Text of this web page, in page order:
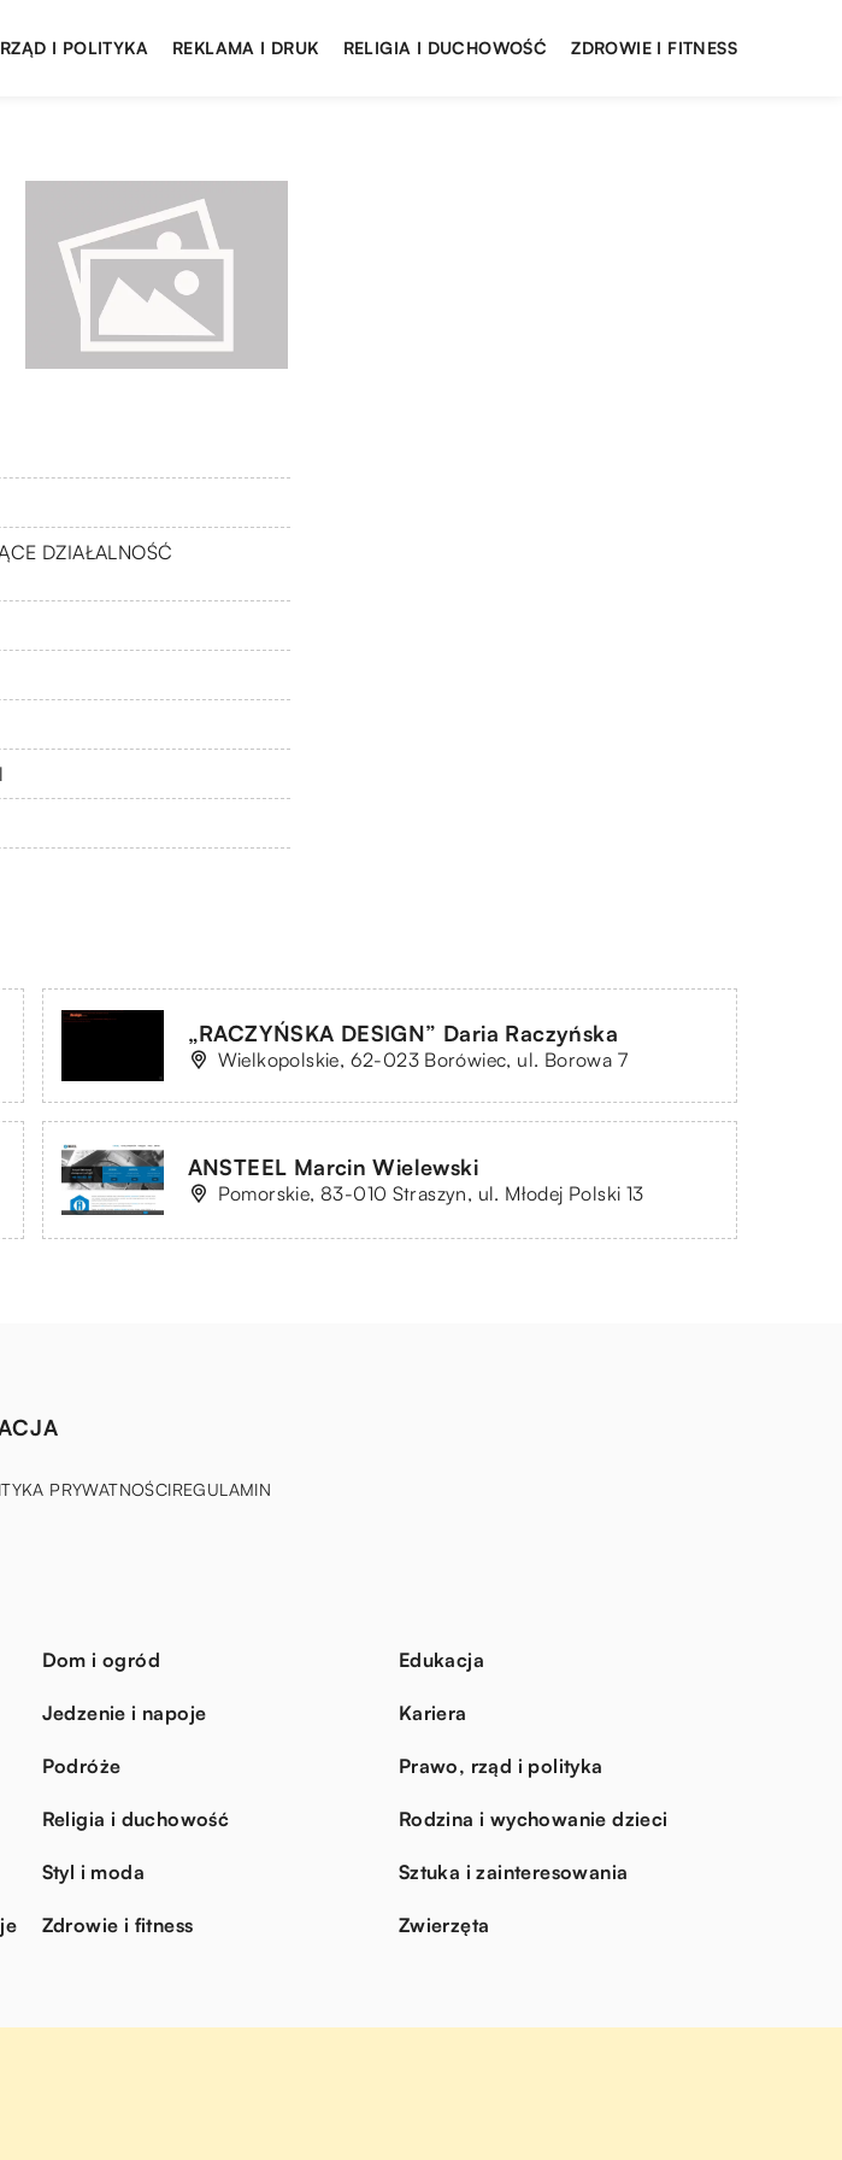
I POLITYKA REKLAMA I DRUK RELIGIA I DUCHOWOŚĆ ZDROWIE I FITNESS
DZIAŁALNOŚĆ
„RACZYŃSKA DESIGN” Daria Raczyńska
Wielkopolskie, 62-023 Borówiec, ul. Borowa 7
ANSTEEL Marcin Wielewski
Pomorskie, 83-010 Straszyn, ul. Młodej Polski 13
PRYWATNOŚCIREGULAMIN
Dom i ogród Edukacja
Jedzenie i napoje Kariera
Podróże Prawo, rząd i polityka
Religia i duchowość Rodzina i wychowanie dzieci
Styl i moda Sztuka i zainteresowania
Zdrowie i fitness Zwierzęta